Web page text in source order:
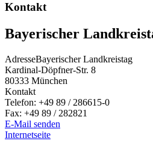
Kontakt
Bayerischer
AdresseBayerischer Landkreistag
Kardinal-Döpfner-Str. 8
80333 München
Kontakt
Telefon: +49 89 / 286615-0
Fax: +49 89 / 282821
E-Mail senden
Internetseite